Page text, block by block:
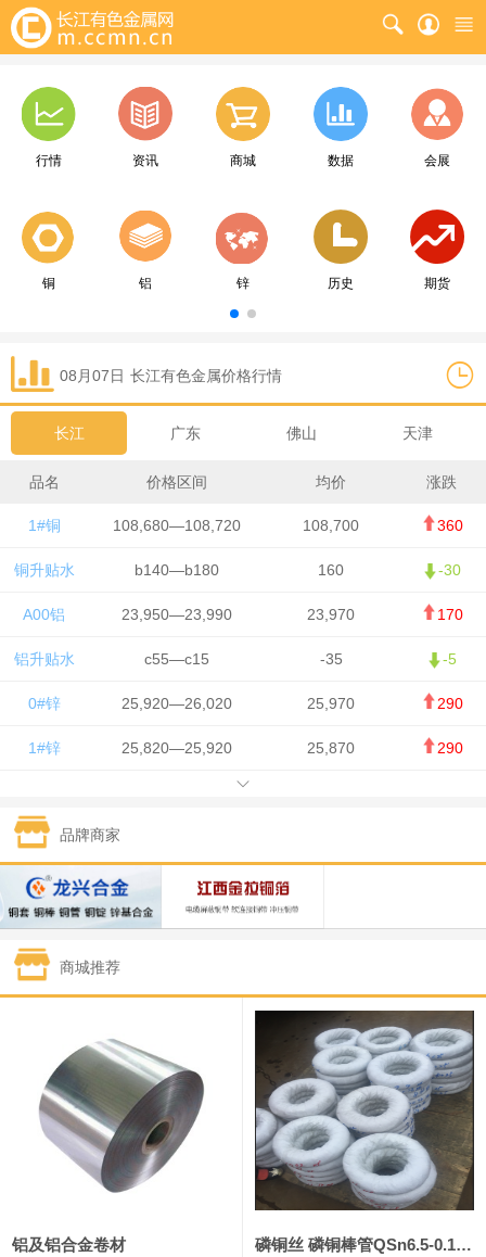
行情 资讯 商城 数据 会展
铜 铝 锌 历史 期货
08月07日 长江有色金属价格行情
长江 广东 佛山 天津
品名 价格区间 均价 涨跌
1#铜 108,680—108,720 108,700 360
铜升贴水 b140—b180 160 -30
A00铝 23,950—23,990 23,970 170
铝升贴水 c55—c15 -35 -5
0#锌 25,920—26,020 25,970 290
1#锌 25,820—25,920 25,870 290
1#锡 434,000—436,000
1#镍 129,550—130,750
1#白银 15,100—15,110 15,105 -70
钯金
331,000 -10,000
89,000—95,000 92,000 1,000
2#锑 85,000—91,000 88,000 1,000
1#镁 17,000—18,000 17,500 0
18,900—19,100 19,000 100
1#电解锰(99.7%袋装) 18,000—18,200 18,100 100
品牌商家
商城推荐
铝及铝合金卷材 磷铜丝 磷铜棒管QSn6.5-0.1 7-0.2 8-0.3